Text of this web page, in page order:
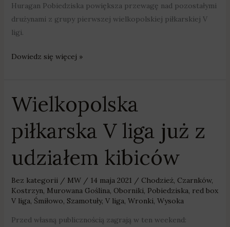
Huragan Pobiedziska powiększa przewagę nad pozostałymi
drużynami z grupy pierwszej wielkopolskiej piłkarskiej V
ligi.
Dowiedz się więcej »
Wielkopolska
piłkarska V liga już z
udziałem kibiców
Bez kategorii/ MW / 14 maja 2021 / Chodzież, Czarnków,
Kostrzyn, Murowana Goślina, Oborniki, Pobiedziska, red box
V liga, Śmiłowo, Szamotuły, V liga, Wronki, Wysoka
Przed własną publicznością zagrają w ten weekend:
Wielkopolska
piłkarska
liga
z
udziałem
kibiców